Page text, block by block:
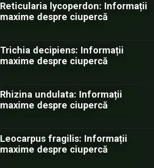
Reticularia lycoperdon: Informații
maxime despre ciupercă
Trichia decipiens: Informații
maxime despre ciupercă
Rhizina undulata: Informații
maxime despre ciupercă
Leocarpus fragilis: Informații
maxime despre ciupercă